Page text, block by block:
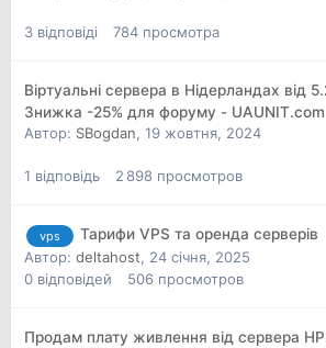
3 відповіді 784 просмотра
Віртуальні сервера в Нідерландах від
Знижка -25% для форуму - UAUNIT.com
Автор: SBogdan, 19 жовтня, 2024
1 відповідь 2 898 просмотров
vps
Тарифи VPS та оренда серверів
Автор: deltahost, 24 січня, 2025
0 відповідей 506 просмотров
Продам плату живлення від сервера